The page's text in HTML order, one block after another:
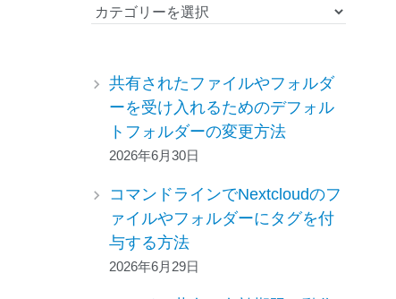
カ
リ 共有されたファイルやフォルダ
ーを受け入れるためのデフォル
トフォルダーの変更方法
2026年6月30日
コマンドラインでNextcloudのフ
ァイルやフォルダーにタグを付
与する方法
2026年6月29日